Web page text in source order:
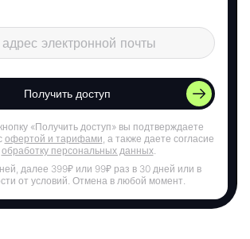
Получить доступ
«Получить доступ» вы подтверждаете
офертой и тарифами , а также даете согласие
обработку персональных данных.
далее 399₽ или 99₽ раз в 30 дней или в
от условий. Отмена в любой момент.